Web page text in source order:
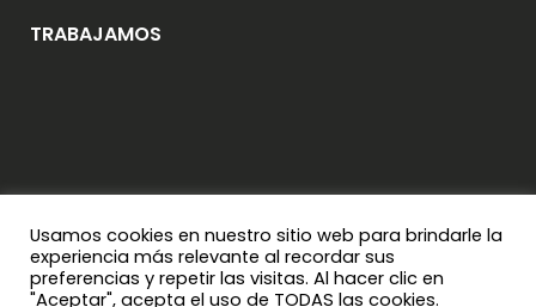
TRABAJAMOS
Usamos cookies en nuestro sitio web para brindarle la
experiencia más relevante al recordar sus
preferencias y repetir las visitas. Al hacer clic en
"Aceptar", acepta el uso de TODAS las cookies.